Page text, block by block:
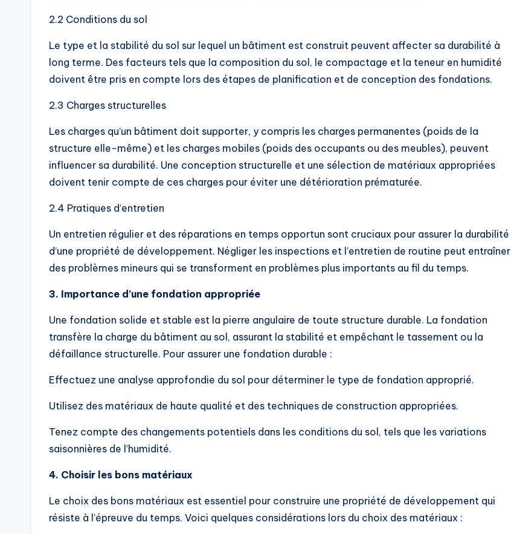
2.2 Conditions du sol
Le type et la stabilité du sol sur lequel un bâtiment est construit peuvent affecter sa durabilité à
long terme. Des facteurs tels que la composition du sol, le compactage et la teneur en humidité
doivent être pris en compte lors des étapes de planification et de conception des fondations.
2.3 Charges structurelles
Les charges qu’un bâtiment doit supporter, y compris les charges permanentes (poids de la
structure elle-même) et les charges mobiles (poids des occupants ou des meubles), peuvent
influencer sa durabilité. Une conception structurelle et une sélection de matériaux appropriées
doivent tenir compte de ces charges pour éviter une détérioration prématurée.
2.4 Pratiques d’entretien
Un entretien régulier et des réparations en temps opportun sont cruciaux pour assurer la durabilité
d’une propriété de développement. Négliger les inspections et l’entretien de routine peut entraîner
des problèmes mineurs qui se transforment en problèmes plus importants au fil du temps.
3. Importance d’une fondation appropriée
Une fondation solide et stable est la pierre angulaire de toute structure durable. La fondation
transfère la charge du bâtiment au sol, assurant la stabilité et empêchant le tassement ou la
défaillance structurelle. Pour assurer une fondation durable :
Effectuez une analyse approfondie du sol pour déterminer le type de fondation approprié.
Utilisez des matériaux de haute qualité et des techniques de construction appropriées.
Tenez compte des changements potentiels dans les conditions du sol, tels que les variations
saisonnières de l’humidité.
4. Choisir les bons matériaux
Le choix des bons matériaux est essentiel pour construire une propriété de développement qui
résiste à l’épreuve du temps. Voici quelques considérations lors du choix des matériaux :